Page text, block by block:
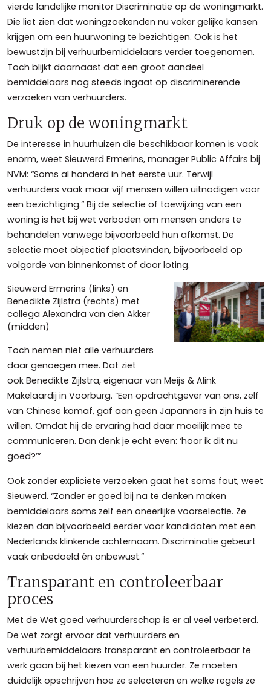
vierde landelijke monitor Discriminatie op de woningmarkt.
Die liet zien dat woningzoekenden nu vaker gelijke kansen
krijgen om een huurwoning te bezichtigen. Ook is het
bewustzijn bij verhuurbemiddelaars verder toegenomen.
Toch blijkt daarnaast dat een groot aandeel
bemiddelaars nog steeds ingaat op discriminerende
verzoeken van verhuurders.
Druk op de woningmarkt
De interesse in huurhuizen die beschikbaar komen is vaak
enorm, weet Sieuwerd Ermerins, manager Public Affairs bij
NVM: “Soms al honderd in het eerste uur. Terwijl
verhuurders vaak maar vijf mensen willen uitnodigen voor
een bezichtiging.” Bij de selectie of toewijzing van een
woning is het bij wet verboden om mensen anders te
behandelen vanwege bijvoorbeeld hun afkomst. De
selectie moet objectief plaatsvinden, bijvoorbeeld op
volgorde van binnenkomst of door loting.
Sieuwerd Ermerins (links) en
Benedikte Zijlstra (rechts) met
collega Alexandra van den Akker
(midden)
Toch nemen niet alle verhuurders
daar genoegen mee. Dat ziet
ook Benedikte Zijlstra, eigenaar van Meijs & Alink
Makelaardij in Voorburg. “Een opdrachtgever van ons, zelf
van Chinese komaf, gaf aan geen Japanners in zijn huis te
willen. Omdat hij de ervaring had daar moeilijk mee te
communiceren. Dan denk je echt even: ‘hoor ik dit nu
goed?’”
Ook zonder expliciete verzoeken gaat het soms fout, weet
Sieuwerd. “Zonder er goed bij na te denken maken
bemiddelaars soms zelf een oneerlijke voorselectie. Ze
kiezen dan bijvoorbeeld eerder voor kandidaten met een
Nederlands klinkende achternaam. Discriminatie gebeurt
vaak onbedoeld én onbewust.”
Transparant en controleerbaar
proces
Met de Wet goed verhuurderschap is er al veel verbeterd.
De wet zorgt ervoor dat verhuurders en
verhuurbemiddelaars transparant en controleerbaar te
werk gaan bij het kiezen van een huurder. Ze moeten
duidelijk opschrijven hoe ze selecteren en welke regels ze